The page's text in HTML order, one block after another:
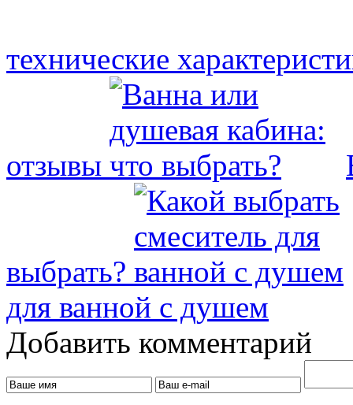
технические
отзывы
выбрать?
для ванной с душем
Добавить комментарий